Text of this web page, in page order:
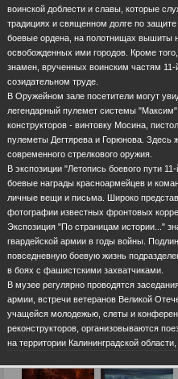
воинской доблести и славы, которые
традициях и священном долге по
боевые ордена, на полотнищах вышиты
освобожденных ими городов. Кроме
знамен, врученных воинским частям 11-
созидательном труде.
В Оружейном зале посетители могут
легендарный пулемет системы
конструкторов - винтовку Мосина,
пулеметы Дегтярева и Горюнова. Здесь
современного стрелкового оружия.
В экспозиции "Летопись боевого пути
боевые награды красноармейцев и
личные вещи и письма. Широко
фотографии известных фронтовых
Экспозиция "По страницам истории..."
гвардейской армии в годы войны.
повседневную боевую жизнь
в боях с фашистскими захватчиками.
В музее регулярно проводятся
армии, встречи ветеранов Великой
учащейся молодежью, слеты и
реконструкторов, организовываются
на территории Калининградской